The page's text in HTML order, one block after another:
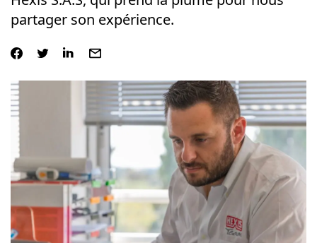
partager son expérience.